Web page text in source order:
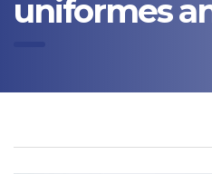
uniformes